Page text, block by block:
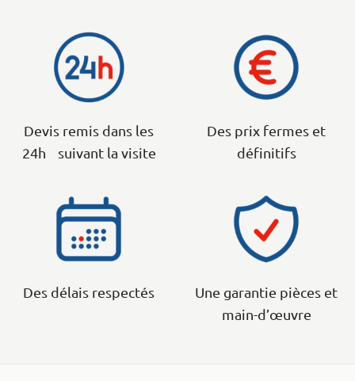
Devis remis dans les
24h suivant la visite
Des prix fermes et
définitifs
Des délais respectés
Une garantie pièces et
main-d’œuvre